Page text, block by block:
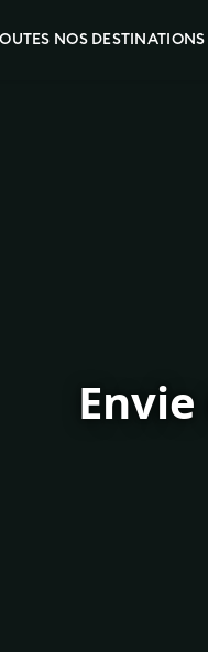
NOS DESTINATIONS